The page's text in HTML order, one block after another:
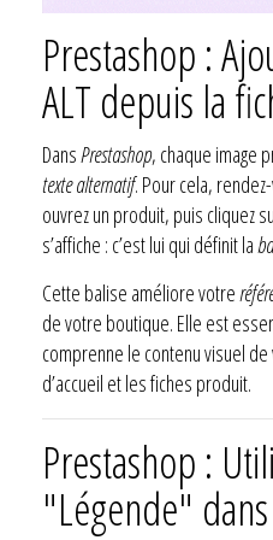
Prestashop :
ALT depuis la
DansPrestashop, chaque image
texte alternatif. Pour cela,
ouvrez un produit, puis cliquez
s’affiche : c’est lui qui définit la
Cette balise améliore votre
de votre boutique. Elle est
comprenne le contenu visuel
d’accueil et les fiches produit.
Prestashop :
"Légende"